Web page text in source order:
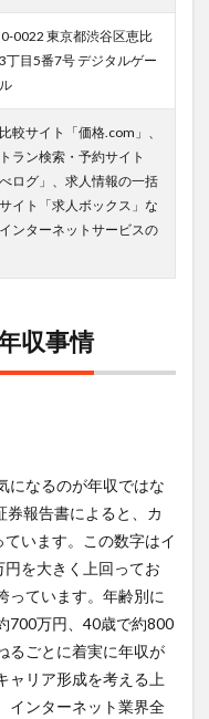
0022 東京都渋谷区恵比
丁目5番7号 デジタルゲー
較サイト「価格.com」、
ラン検索・予約サイト
べログ」、求人情報の一括
イト「求人ボックス」な
ンターネットサービスの
収事情
になるのが年収ではな
報告書によると、カ
ています。この数字はイ
を大きく上回ってお
っています。年齢別に
700万円、40歳で約800
るごとに着実に年収が
ャリア形成を考える上
インターネット業界全